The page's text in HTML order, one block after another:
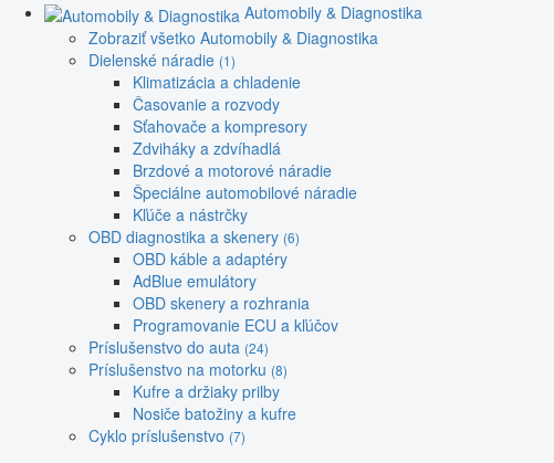
Automobily & Diagnostika
Zobraziť všetko Automobily & Diagnostika
Dielenské náradie (1)
Klimatizácia a chladenie
Časovanie a rozvody
Sťahovače a kompresory
Zdviháky a zdvíhadlá
Brzdové a motorové náradie
Špeciálne automobilové náradie
Kľúče a nástrčky
OBD diagnostika a skenery (6)
OBD káble a adaptéry
AdBlue emulátory
OBD skenery a rozhrania
Programovanie ECU a kľúčov
Príslušenstvo do auta (24)
Príslušenstvo na motorku (8)
Kufre a držiaky prilby
Nosiče batožiny a kufre
Cyklo príslušenstvo (7)